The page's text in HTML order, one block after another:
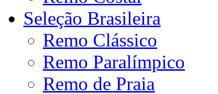
Seleção Brasileira
Remo Clássico
Remo Paralímpico
Remo de Praia